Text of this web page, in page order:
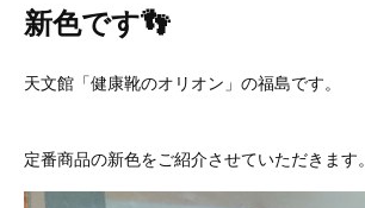
新色です👣
天文館「健康靴のオリオン」の福島です。
定番商品の新色をご紹介させていただきます。